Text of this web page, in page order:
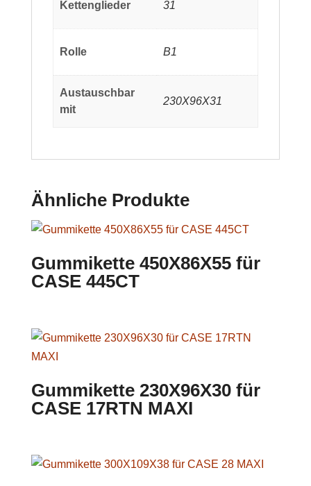
Kettenglieder 31
Rolle B1
Austauschbar
mit
230X96X31
Ähnliche Produkte
Gummikette 450X86X55 für
CASE 445CT
Gummikette 230X96X30 für
CASE 17RTN MAXI